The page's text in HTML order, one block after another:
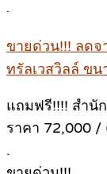
.
ขายด่วน!!! ลดจ
ทรัลเวสวิลล์ ข
แถมฟรี!!!! สำนั
ราคา 72,000 /
.